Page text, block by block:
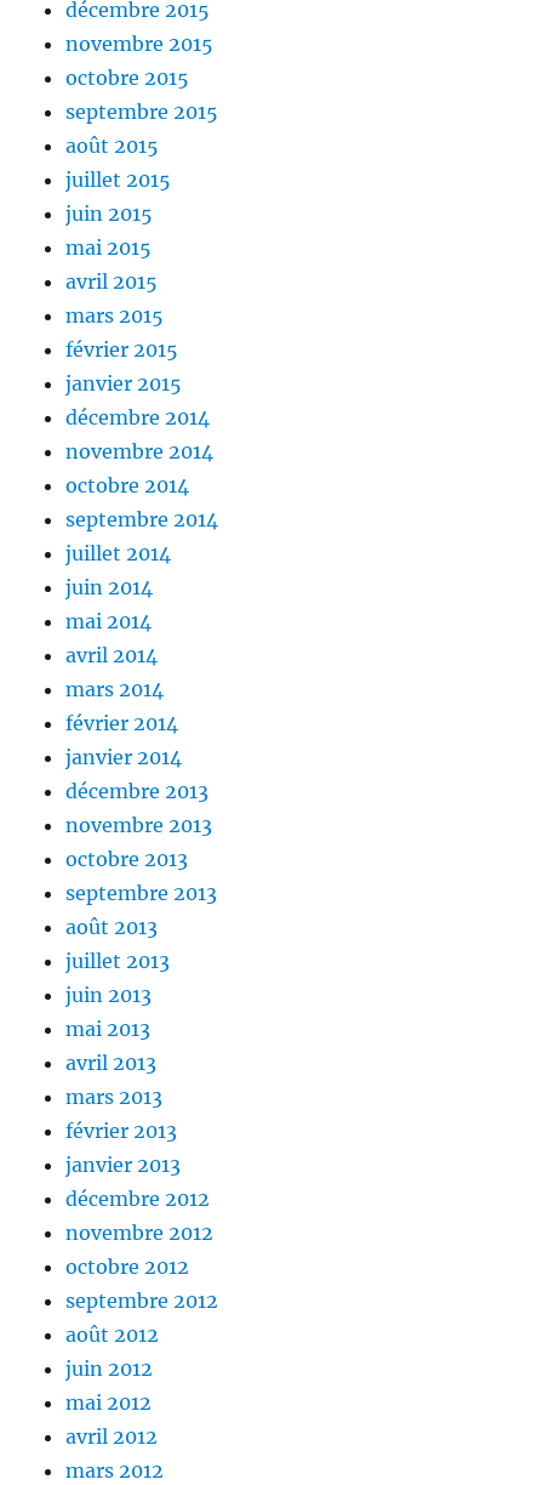
décembre 2015
novembre 2015
octobre 2015
septembre 2015
août 2015
juillet 2015
juin 2015
mai 2015
avril 2015
mars 2015
février 2015
janvier 2015
décembre 2014
novembre 2014
octobre 2014
septembre 2014
juillet 2014
juin 2014
mai 2014
avril 2014
mars 2014
février 2014
janvier 2014
décembre 2013
novembre 2013
octobre 2013
septembre 2013
août 2013
juillet 2013
juin 2013
mai 2013
avril 2013
mars 2013
février 2013
janvier 2013
décembre 2012
novembre 2012
octobre 2012
septembre 2012
août 2012
juin 2012
mai 2012
avril 2012
mars 2012